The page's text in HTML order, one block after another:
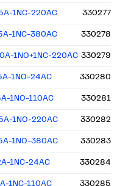
1NC-220AC 330277
1NC-380AC 330278
1NO+1NC-220AC 330279
1NO-24AC 330280
1NO-110AC 330281
1NO-220AC 330282
1NO-380AC 330283
1NC-24AC 330284
1NC-110AC 330285